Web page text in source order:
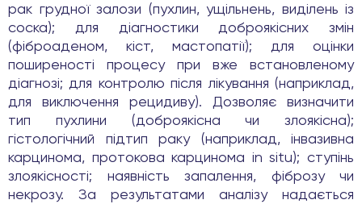
рак грудної залози (пухлин, ущільнень, виділень із
соска); для діагностики доброякісних змін
(фіброаденом, кіст, мастопатії); для оцінки
поширеності процесу при вже встановленому
діагнозі; для контролю після лікування (наприклад,
для виключення рецидиву). Дозволяє визначити
тип пухлини (доброякісна чи злоякісна);
гістологічний підтип раку (наприклад, інвазивна
карцинома, протокова карцинома in situ); ступінь
злоякісності; наявність запалення, фіброзу чи
некрозу. За результатами аналізу надається